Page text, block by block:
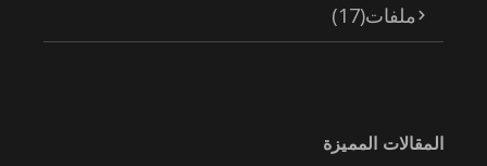
ملفات(17)
المقالات المميزة